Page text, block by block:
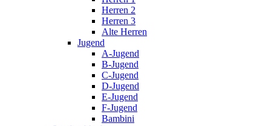
Herren 2
Herren 3
Alte Herren
Jugend
A-Jugend
B-Jugend
C-Jugend
D-Jugend
E-Jugend
F-Jugend
Bambini